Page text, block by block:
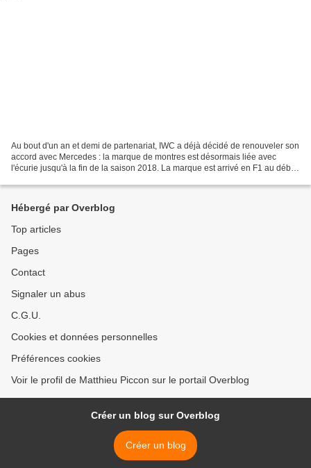
Au bout d'un an et demi de partenariat, IWC a déjà décidé de renouveler son
accord avec Mercedes : la marque de montres est désormais liée avec
l'écurie jusqu'à la fin de la saison 2018. La marque est arrivé en F1 au début
Hébergé par Overblog
Top articles
Pages
Contact
Signaler un abus
C.G.U.
Cookies et données personnelles
Préférences cookies
Voir le profil de Matthieu Piccon sur le portail Overblog
Créer un blog sur Overblog
Créer un blog